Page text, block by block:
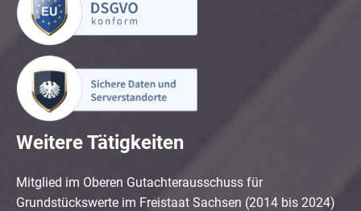
Weitere Tätigkeiten
Mitglied im Oberen Gutachterausschuss für
Grundstückswerte im Freistaat Sachsen (2014 bis 2024)